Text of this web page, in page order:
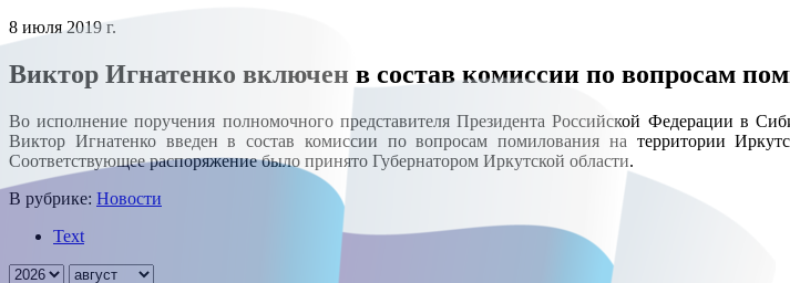
8 июля 2019 г.
Виктор Игнатенко включен в состав комиссии по вопросам
Во исполнение поручения полномочного представителя Президента Российской Федерации в
Виктор Игнатенко введен в состав комиссии по вопросам помилования на территории
Соответствующее распоряжение было принято Губернатором Иркутской области.
В рубрике: Новости
Text